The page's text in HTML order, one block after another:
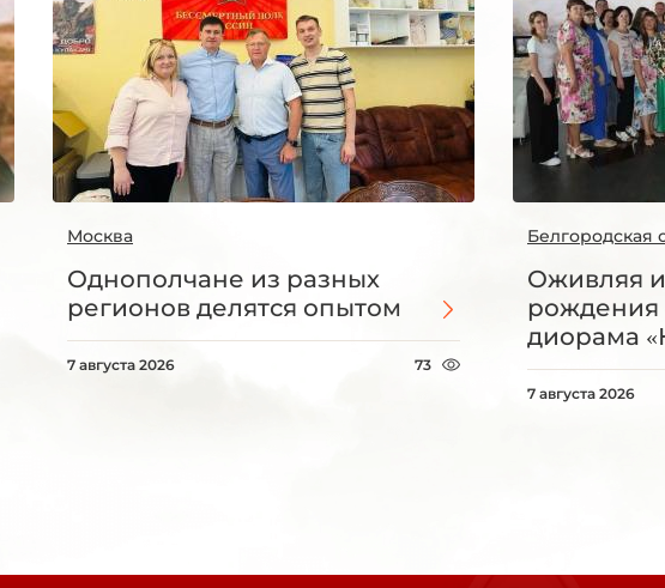
Москва
Однополчане из разных
регионов делятся опытом
7 августа 2026 73
Белгородская
Оживляя
рождения
диорама
7 августа 2026